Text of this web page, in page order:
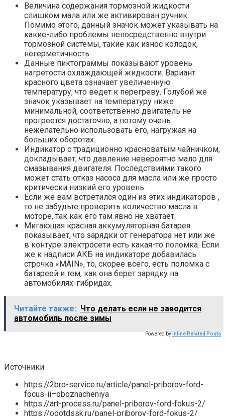
Величина содержания тормозной жидкости
слишком мала или же активирован ручник.
Помимо этого, данный значок может указывать на
какие-либо проблемы непосредственно внутри
тормозной системы, такие как износ колодок,
негерметичность.
Данные пиктограммы показывают уровень
нагретости охлаждающей жидкости. Вариант
красного цвета означает увеличенную
температуру, что ведет к перегреву. Голубой же
значок указывает на температуру ниже
минимальной, соответственно двигатель не
прогреется достаточно, а потому очень
нежелательно использовать его, нагружая на
больших оборотах.
Индикатор с традиционно красноватым чайничком,
докладывает, что давление невероятно мало для
смазывания двигателя. Последствиями такого
может стать отказ насоса для масла или же просто
критически низкий его уровень.
Если же вам встретился один из этих индикаторов ,
то не забудьте проверить количество масла в
моторе, так как его там явно не хватает.
Мигающая красная аккумуляторная батарея
показывает, что зарядки от генератора нет или же
в контуре электросети есть какая-то поломка. Если
же к надписи АКБ на индикаторе добавилась
строчка «MAIN», то, скорее всего, есть поломка с
батареей и тем, как она берет зарядку на
автомобилях-гибридах.
Читайте также: Что делать если не заводится
автомобиль после зимы
Powered by Inline Related Posts
Источники
https://2bro-service.ru/article/panel-priborov-ford-
focus-ii–oboznacheniya
https://art-process.ru/panel-priborov-ford-fokus-2/
https://oootdssk.ru/panel-priborov-ford-fokus-2/